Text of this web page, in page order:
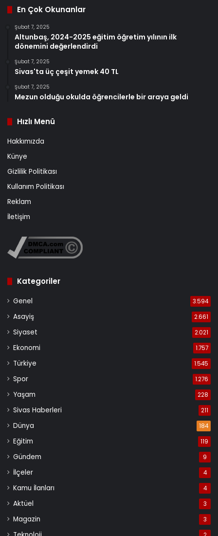
En Çok Okunanlar
Şubat 7, 2025
Altunbaş, 2024-2025 eğitim öğretim yılının ilk
dönemini değerlendirdi
Şubat 7, 2025
Sivas'ta üç çeşit yemek 40 TL
Şubat 7, 2025
Mezun olduğu okulda öğrencilerle bir araya geldi
Hızlı Menü
Hakkımızda
Künye
Gizlilik Politikası
Kullanım Politikası
Reklam
İletişim
Kategoriler
Genel 3.594
Asayiş 2.661
Siyaset 2.021
Ekonomi 1.757
Türkiye 1.545
Spor 1.276
Yaşam 228
Sivas Haberleri 211
Dünya 184
Eğitim 119
Gündem 9
İlçeler 4
Kamu İlanları 4
Aktüel 3
Magazin 3